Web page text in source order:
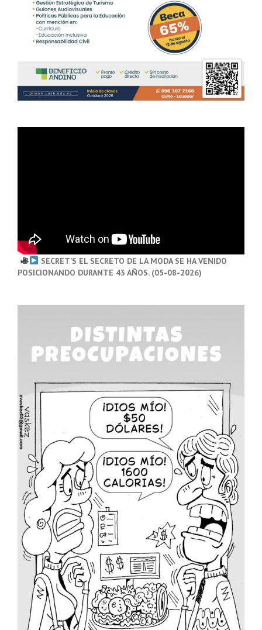
SECRET’S EL SECRETO DE LA MODA SE HA VENIDO
POSICIONANDO DURANTE 43 AÑOS. (05-08-2026)